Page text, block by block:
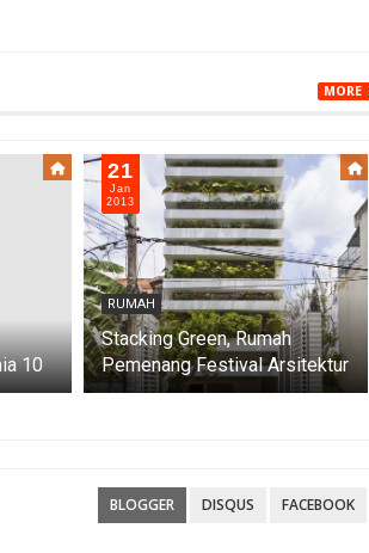
MORE
10 Gedung Tertinggi di Dunia
21
Jan
2013
RUMAH
Stacking Green, Rumah
Pemenang Festival Arsitektur
Dunia 2012
BLOGGER DISQUS FACEBOOK